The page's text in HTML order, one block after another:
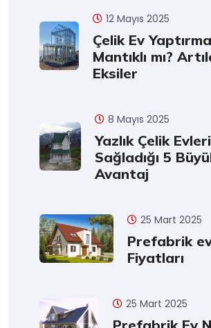
12 Mayıs 2025
Çelik Ev
Mantıklı mı?
Eksiler
8 Mayıs 2025
Yazlık Çelik
Sağladığı 5
Avantaj
25 Mart 2025
Prefabrik
Fiyatları
25 Mart 2025